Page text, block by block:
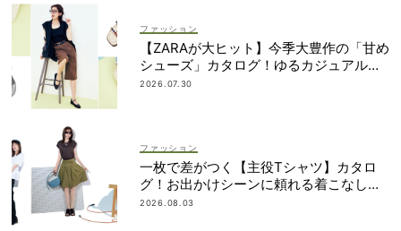
ファッション
【ZARAが大ヒット】今季大豊作の「甘め
シューズ」カタログ！ゆるカジュアルの
鮮度アップに◎
2026.07.30
ファッション
一枚で差がつく【主役Tシャツ】カタロ
グ！お出かけシーンに頼れる着こなし実
例も
2026.08.03